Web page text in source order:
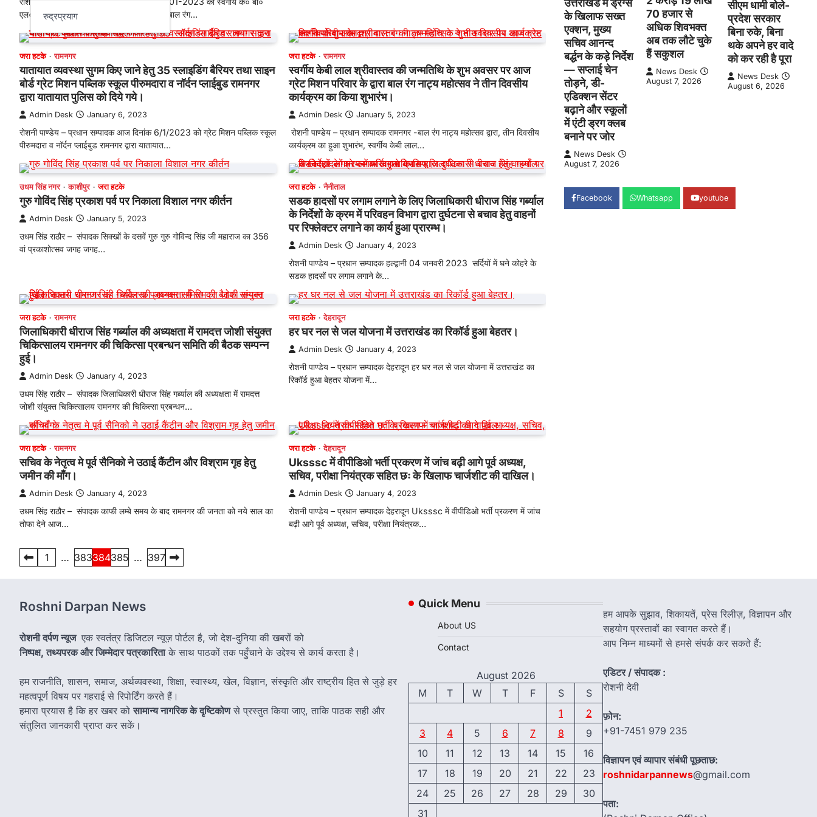
रुद्रप्रयाग
एल० श्रीवास्तव मेमोरियल सोसाइटी द्वारा आयोजित बाल रंग…
जरा हटके रामनगर
यातायात व्यवस्था सुगम किए जाने हेतु 35 स्लाइडिंग बैरियर तथा साइन
बोर्ड ग्रेट मिशन पब्लिक स्कूल पीरुमदारा व नॉर्दन प्लाईबुड रामनगर
द्वारा यातायात पुलिस को दिये गये।
Admin Desk January 6, 2023
रोशनी पाण्डेय – प्रधान सम्पादक आज दिनांक 6/1/2023 को ग्रेट मिशन पब्लिक स्कूल
पीरुमदारा व नॉर्दन प्लाईबुड रामनगर द्वारा यातायात…
जरा हटके रामनगर
स्वर्गीय केबी लाल श्रीवास्तव की जन्मतिथि के शुभ अवसर पर आज
ग्रेट मिशन परिवार के द्वारा बाल रंग नाट्य महोत्सव ने तीन दिवसीय
कार्यक्रम का किया शुभारंभ।
Admin Desk January 5, 2023
रोशनी पाण्डेय – प्रधान सम्पादक रामनगर -बाल रंग नाट्य महोत्सव द्वारा, तीन दिवसीय
कार्यक्रम का हुआ शुभारंभ, स्वर्गीय केबी लाल…
उधम सिंह नगर काशीपुर जरा हटके
गुरु गोविंद सिंह प्रकाश पर्व पर निकाला विशाल नगर कीर्तन
Admin Desk January 5, 2023
उधम सिंह राठौर – संपादक सिक्खों के दसवें गुरु गुरु गोविन्द सिंह जी महाराज का 356
वां प्रकाशोत्सव जगह जगह…
जरा हटके नैनीताल
सडक हादसों पर लगाम लगाने के लिए जिलाधिकारी धीराज सिंह गर्ब्याल
के निर्देशों के क्रम में परिवहन विभाग द्वारा दुर्घटना से बचाव हेतु वाहनों
पर रिफ्लेक्टर लगाने का कार्य हुआ प्रारम्भ।
Admin Desk January 4, 2023
रोशनी पाण्डेय – प्रधान सम्पादक हल्द्वानी 04 जनवरी 2023 सर्दियों में घने कोहरे के
सडक हादसों पर लगाम लगाने के…
जरा हटके रामनगर
जिलाधिकारी धीराज सिंह गर्ब्याल की अध्यक्षता में रामदत्त जोशी संयुक्त
चिकित्सालय रामनगर की चिकित्सा प्रबन्धन समिति की बैठक सम्पन्न
हुई।
Admin Desk January 4, 2023
उधम सिंह राठौर – संपादक जिलाधिकारी धीराज सिंह गर्ब्याल की अध्यक्षता में रामदत्त
जोशी संयुक्त चिकित्सालय रामनगर की चिकित्सा प्रबन्धन…
जरा हटके देहरादून
हर घर नल से जल योजना में उत्तराखंड का रिकॉर्ड हुआ बेहतर।
Admin Desk January 4, 2023
रोशनी पाण्डेय – प्रधान सम्पादक देहरादून हर घर नल से जल योजना में उत्तराखंड का
रिकॉर्ड हुआ बेहतर योजना में…
जरा हटके रामनगर
सचिव के नेतृत्व मे पूर्व सैनिको ने उठाई कैंटीन और विश्राम गृह हेतु
जमीन की माँग।
Admin Desk January 4, 2023
उधम सिंह राठौर – संपादक काफी लम्बे समय के बाद रामनगर की जनता को नये साल का
तोफा देने आज…
जरा हटके देहरादून
Uksssc में वीपीडिओ भर्ती प्रकरण में जांच बढ़ी आगे पूर्व अध्यक्ष,
सचिव, परीक्षा नियंत्रक सहित छः के खिलाफ चार्जशीट की दाखिल।
Admin Desk January 4, 2023
रोशनी पाण्डेय – प्रधान सम्पादक देहरादून Uksssc में वीपीडिओ भर्ती प्रकरण में जांच
बढ़ी आगे पूर्व अध्यक्ष, सचिव, परीक्षा नियंत्रक…
Posts
pagination
1 … 383384385 … 397
उत्तराखंड में ड्रग्स
के खिलाफ सख्त
एक्शन, मुख्य
सचिव आनन्द
बर्द्धन के कड़े निर्देश
— सप्लाई चेन
तोड़ने, डी-
एडिक्शन सेंटर
बढ़ाने और स्कूलों
में एंटी ड्रग क्लब
बनाने पर जोर
News Desk
August 7, 2026
70 हजार से
अधिक शिवभक्त
अब तक लौटे चुके
हैं सकुशल
News Desk
August 7, 2026
सीएम धामी बोले-
प्रदेश सरकार
बिना रुके, बिना
थके अपने हर वादे
को कर रही है पूरा
News Desk
August 6, 2026
Facebook Whatsapp youtube
Roshni Darpan News
रोशनी दर्पण न्यूज एक स्वतंत्र डिजिटल न्यूज़ पोर्टल है, जो देश-दुनिया की खबरों को
निष्पक्ष, तथ्यपरक और जिम्मेदार पत्रकारिताके साथ पाठकों तक पहुँचाने के उद्देश्य से कार्य करता है।
हम राजनीति, शासन, समाज, अर्थव्यवस्था, शिक्षा, स्वास्थ्य, खेल, विज्ञान, संस्कृति और राष्ट्रीय हित से जुड़े हर
महत्वपूर्ण विषय पर गहराई से रिपोर्टिंग करते हैं।
हमारा प्रयास है कि हर खबर कोसामान्य नागरिक के दृष्टिकोणसे प्रस्तुत किया जाए, ताकि पाठक सही और
संतुलित जानकारी प्राप्त कर सकें।
Quick Menu
About US
Contact
August 2026
M
T W T F S
S
1
2
3
4 5 6 7 8
9
10
11 12 13 14 15
16
17
18 19 20 21 22
23
24
25 26 27 28 29
30
31
हम आपके सुझाव, शिकायतें, प्रेस रिलीज़, विज्ञापन और
सहयोग प्रस्तावों का स्वागत करते हैं।
आप निम्न माध्यमों से हमसे संपर्क कर सकते हैं:
एडिटर / संपादक :
रोशनी देवी
फ़ोन:
+91-7451 979 235
विज्ञापन एवं व्यापार संबंधी पूछताछ:
roshnidarpannews@gmail.com
पता: